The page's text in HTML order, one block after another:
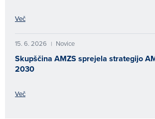
Več
15. 6. 2026 | Novice
Skupščina AMZS sprejela strategijo
2030
Več